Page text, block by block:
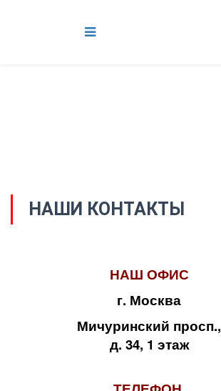
НАШИ КОНТАКТЫ
НАШ ОФИС
г. Москва
Мичуринский просп.,
д. 34, 1 этаж